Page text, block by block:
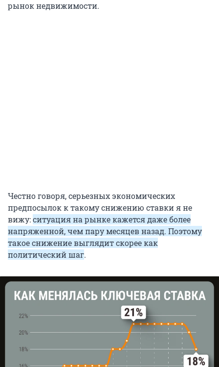
рынок недвижимости.
Честно говоря, серьезных экономических
предпосылок к такому снижению ставки я не
вижу:ситуация на рынке кажется даже более
напряженной, чем пару месяцев назад. Поэтому
такое снижение выглядит скорее как
политический шаг.